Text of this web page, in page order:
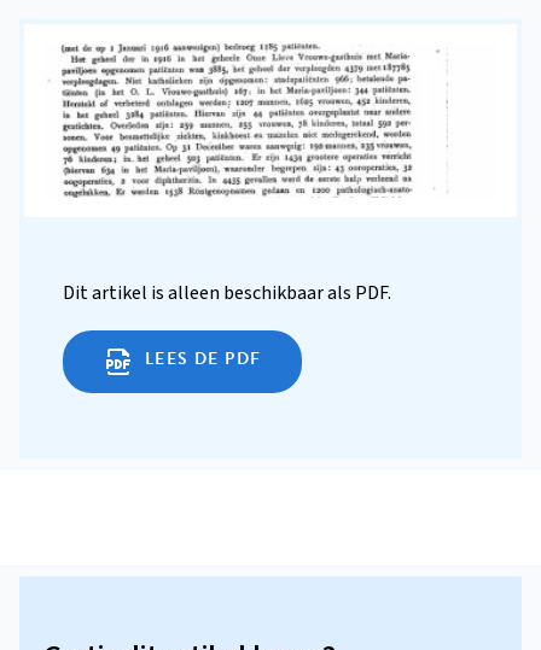
Dit artikel is alleen beschikbaar als PDF.
LEES DE PDF